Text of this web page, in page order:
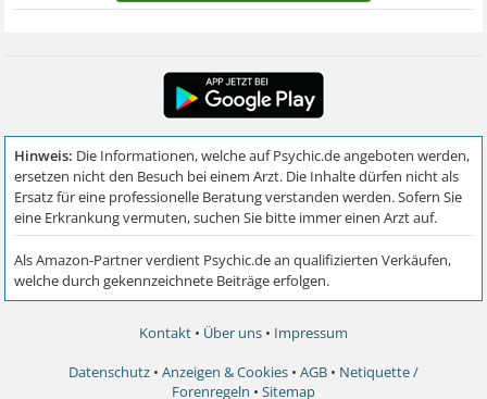
Kontakt • Über uns • Impressum
Datenschutz • Anzeigen & Cookies • AGB • Netiquette /
Forenregeln • Sitemap